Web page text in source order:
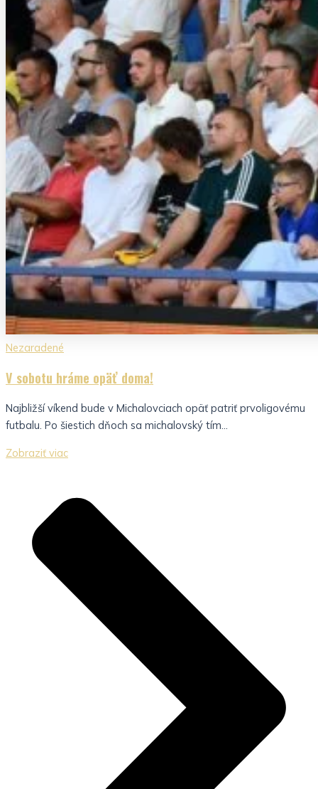
Nezaradené
V sobotu hráme opäť doma!
Najbližší víkend bude v Michalovciach opäť patriť prvoligovému
futbalu. Po šiestich dňoch sa michalovský tím...
Zobraziť viac